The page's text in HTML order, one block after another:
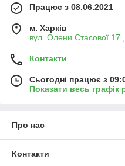
Працює з 08.06.2021
м. Харків
вул. Олени Стасової 17 ,
Контакти
Сьогодні працює з
Показати весь графік
Про нас
Контакти